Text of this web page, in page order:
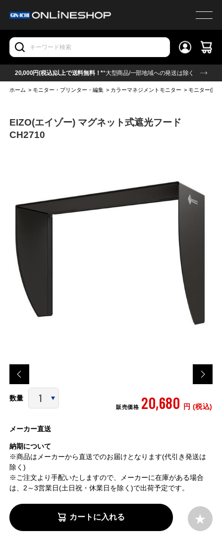
20,000円(税込)以上で送料無料！**大型商品/一部地域への発送は除く
ホーム >モニター・プリンター・編集 > カラーマネジメントモニター >モニター(関
EIZO(エイゾー) マグネット式遮光フード
CH2710
数量
販売価格 20,680 円 (税込)
メーカー直送
納期について
※商品はメーカーから直送でのお届けとなります(代引き発送は
除く)
※ご注文より手配いたしますので、メーカーに在庫がある場合
は、2～3営業日(土日祝・休業日を除く)で出荷予定です。
カートに入れる